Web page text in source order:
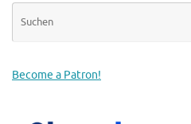
Become a Patron!